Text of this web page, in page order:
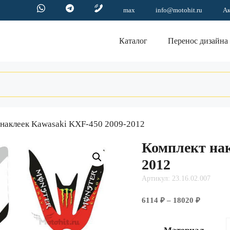
max info@motohit.ru
Каталог Перенос дизайна
Kawasaki KXF-450 2009-2012
Комплект
2012
Артикул: 23.16.02.007
6114₽ – 18020₽Диапазон